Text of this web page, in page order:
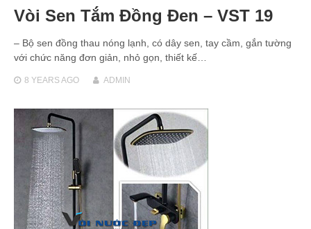
Vòi Sen Tắm Đồng Đen – VST 19
– Bộ sen đồng thau nóng lạnh, có dây sen, tay cầm, gắn tường
với chức năng đơn giản, nhỏ gọn, thiết kế…
8 YEARSAGO ADMIN